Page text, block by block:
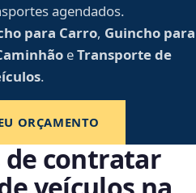
agendados.
para Carro, Guincho para
eTransporte de
.
ORÇAMENTO
de contratar